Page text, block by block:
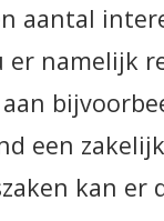
aantal
er namelijk
een
kan er